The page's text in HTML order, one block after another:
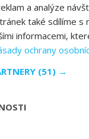
Jacques Nolot
Le directeur de
a analýze
také sdílíme
informacemi,
ochrany
(51) →